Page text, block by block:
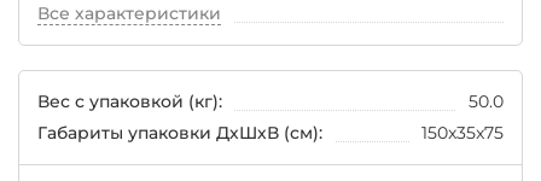
Все характеристики
Вес с упаковкой (кг):
50.0
Габариты упаковки ДхШхВ (см):
150x35x75